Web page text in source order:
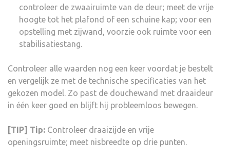
controleer de zwaairuimte van de deur; meet de vrije
hoogte tot het plafond of een schuine kap; voor een
opstelling met zijwand, voorzie ook ruimte voor een
stabilisatiestang.
Controleer alle waarden nog een keer voordat je bestelt
en vergelijk ze met de technische specificaties van het
gekozen model. Zo past de douchewand met draaideur
in één keer goed en blijft hij probleemloos bewegen.
[TIP] Tip: Controleer draaizijde en vrije
openingsruimte; meet nisbreedte op drie punten.